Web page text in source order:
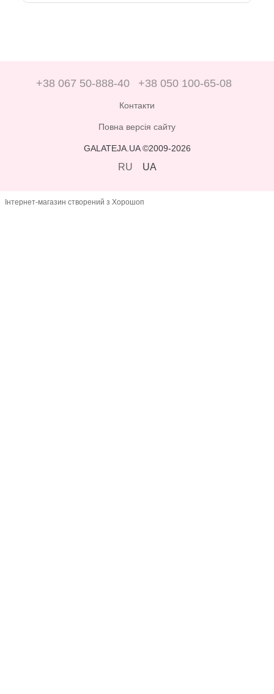
Ціна професійних гелів для вмивання на нашому сайті
+38 067 50-888-40 +38 050 100-65-08
Контакти
Повна версія сайту
GALATEJA.UA ©2009-2026
RU UA
Інтернет-магазин створений з Хорошоп